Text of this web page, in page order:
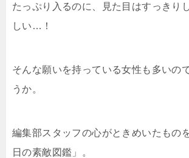
たっぷり入るのに、見た目はすっきり
しい…！
そんな願いを持っている女性も多いの
うか。
編集部スタッフの心がときめいたもの
日の素敵図鑑」。